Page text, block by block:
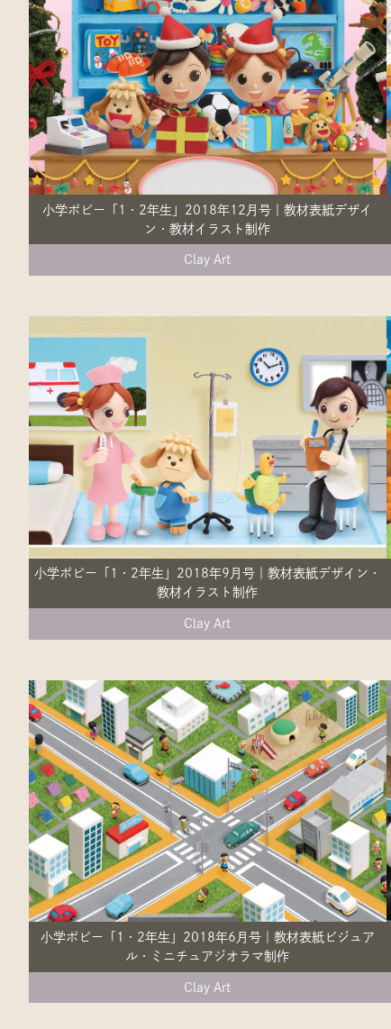
小学ポピー「1・2年生」2018年12月号｜教材表紙デザイ
ン・教材イラスト制作
Clay Art
小学ポピー「1・2年生」2018年9月号｜教材表紙デザイン・
教材イラスト制作
Clay Art
小学ポピー「1・2年生」2018年6月号｜教材表紙ビジュア
ル・ミニチュアジオラマ制作
Clay Art